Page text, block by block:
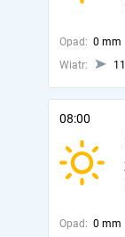
Opad: 0 mm
Wiatr:
08:00
Opad: 0 mm